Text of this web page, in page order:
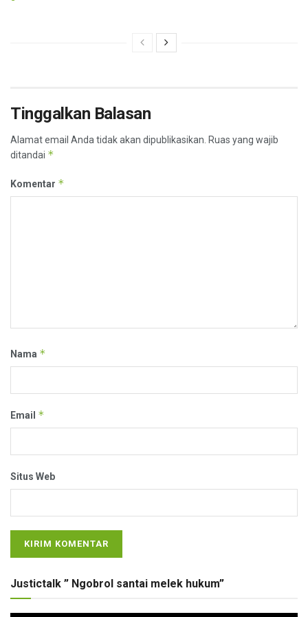
Tinggalkan Balasan
Alamat email Anda tidak akan dipublikasikan. Ruas yang wajib
ditandai *
Komentar *
Nama *
Email *
Situs Web
Justictalk ” Ngobrol santai melek hukum”